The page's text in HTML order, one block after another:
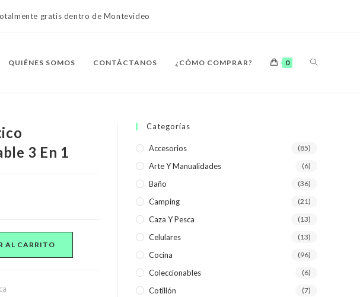
gratis dentro de Montevideo
QUIÉNES SOMOS CONTÁCTANOS ¿CÓMO COMPRAR? 0 ALTERNAR
DE
LA
3 En 1
AL CARRITO
Categorías
Accesorios (85)
Arte Y Manualidades (6)
Baño (36)
Camping (21)
Caza Y Pesca (13)
Celulares (13)
Cocina (96)
Coleccionables (6)
Cotillón (7)